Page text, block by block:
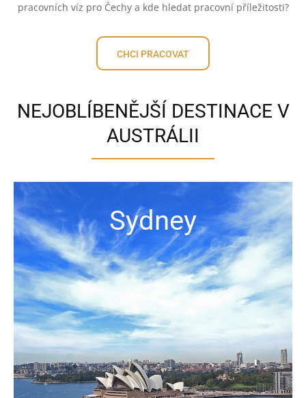
pracovních víz pro Čechy a kde hledat pracovní příležitosti?
CHCI PRACOVAT
NEJOBLÍBENĚJŠÍ DESTINACE V
AUSTRÁLII
Sydney